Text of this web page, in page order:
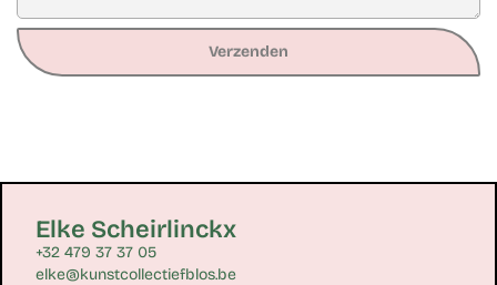
Verzenden
Elke Scheirlinckx
+32 479 37 37 05
elke@kunstcollectiefblos.be